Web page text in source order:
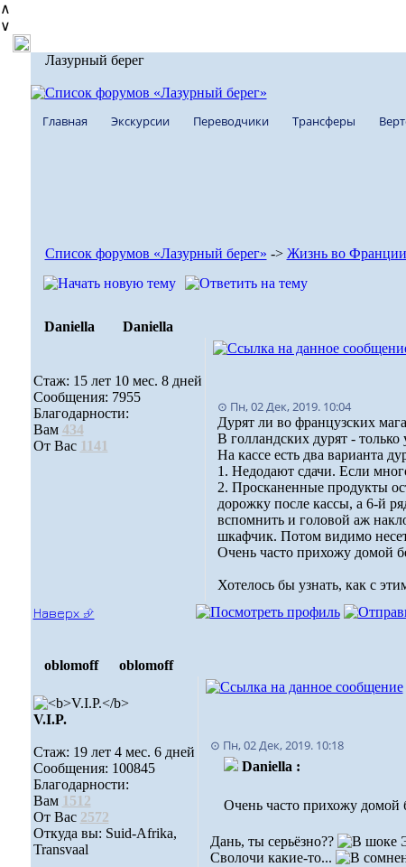
∧
∨
Лазурный берег
Главная Экскурсии Переводчики Трансферы
Список форумов «Лазурный берег» -> Жизнь во Франции
Daniella Daniella
Стаж: 15 лет 10 мес. 8 дней
Сообщения: 7955
Благодарности:
Вам 434
От Вас 1141
⊙ Пн, 02 Дек, 2019. 10:04
Дурят ли во французских
В голландских дурят - только
На кассе есть два варианта
1. Недодают сдачи. Если
2. Просканенные продукты
дорожку после кассы, а 6-й
вспомнить и головой аж
шкафчик. Потом видимо
Очень часто прихожу домой
Хотелось бы узнать, как с
Наверх ⮵
oblomoff oblomoff
V.I.P.
Стаж: 19 лет 4 мес. 6 дней
Сообщения: 100845
Благодарности:
Вам 1512
От Вас 2572
Откуда вы: Suid-Afrika,
Transvaal
⊙ Пн, 02 Дек, 2019. 10:18
Daniella :
Очень часто прихожу домой
Дань, ты серьёзно??
Сволочи какие-то...